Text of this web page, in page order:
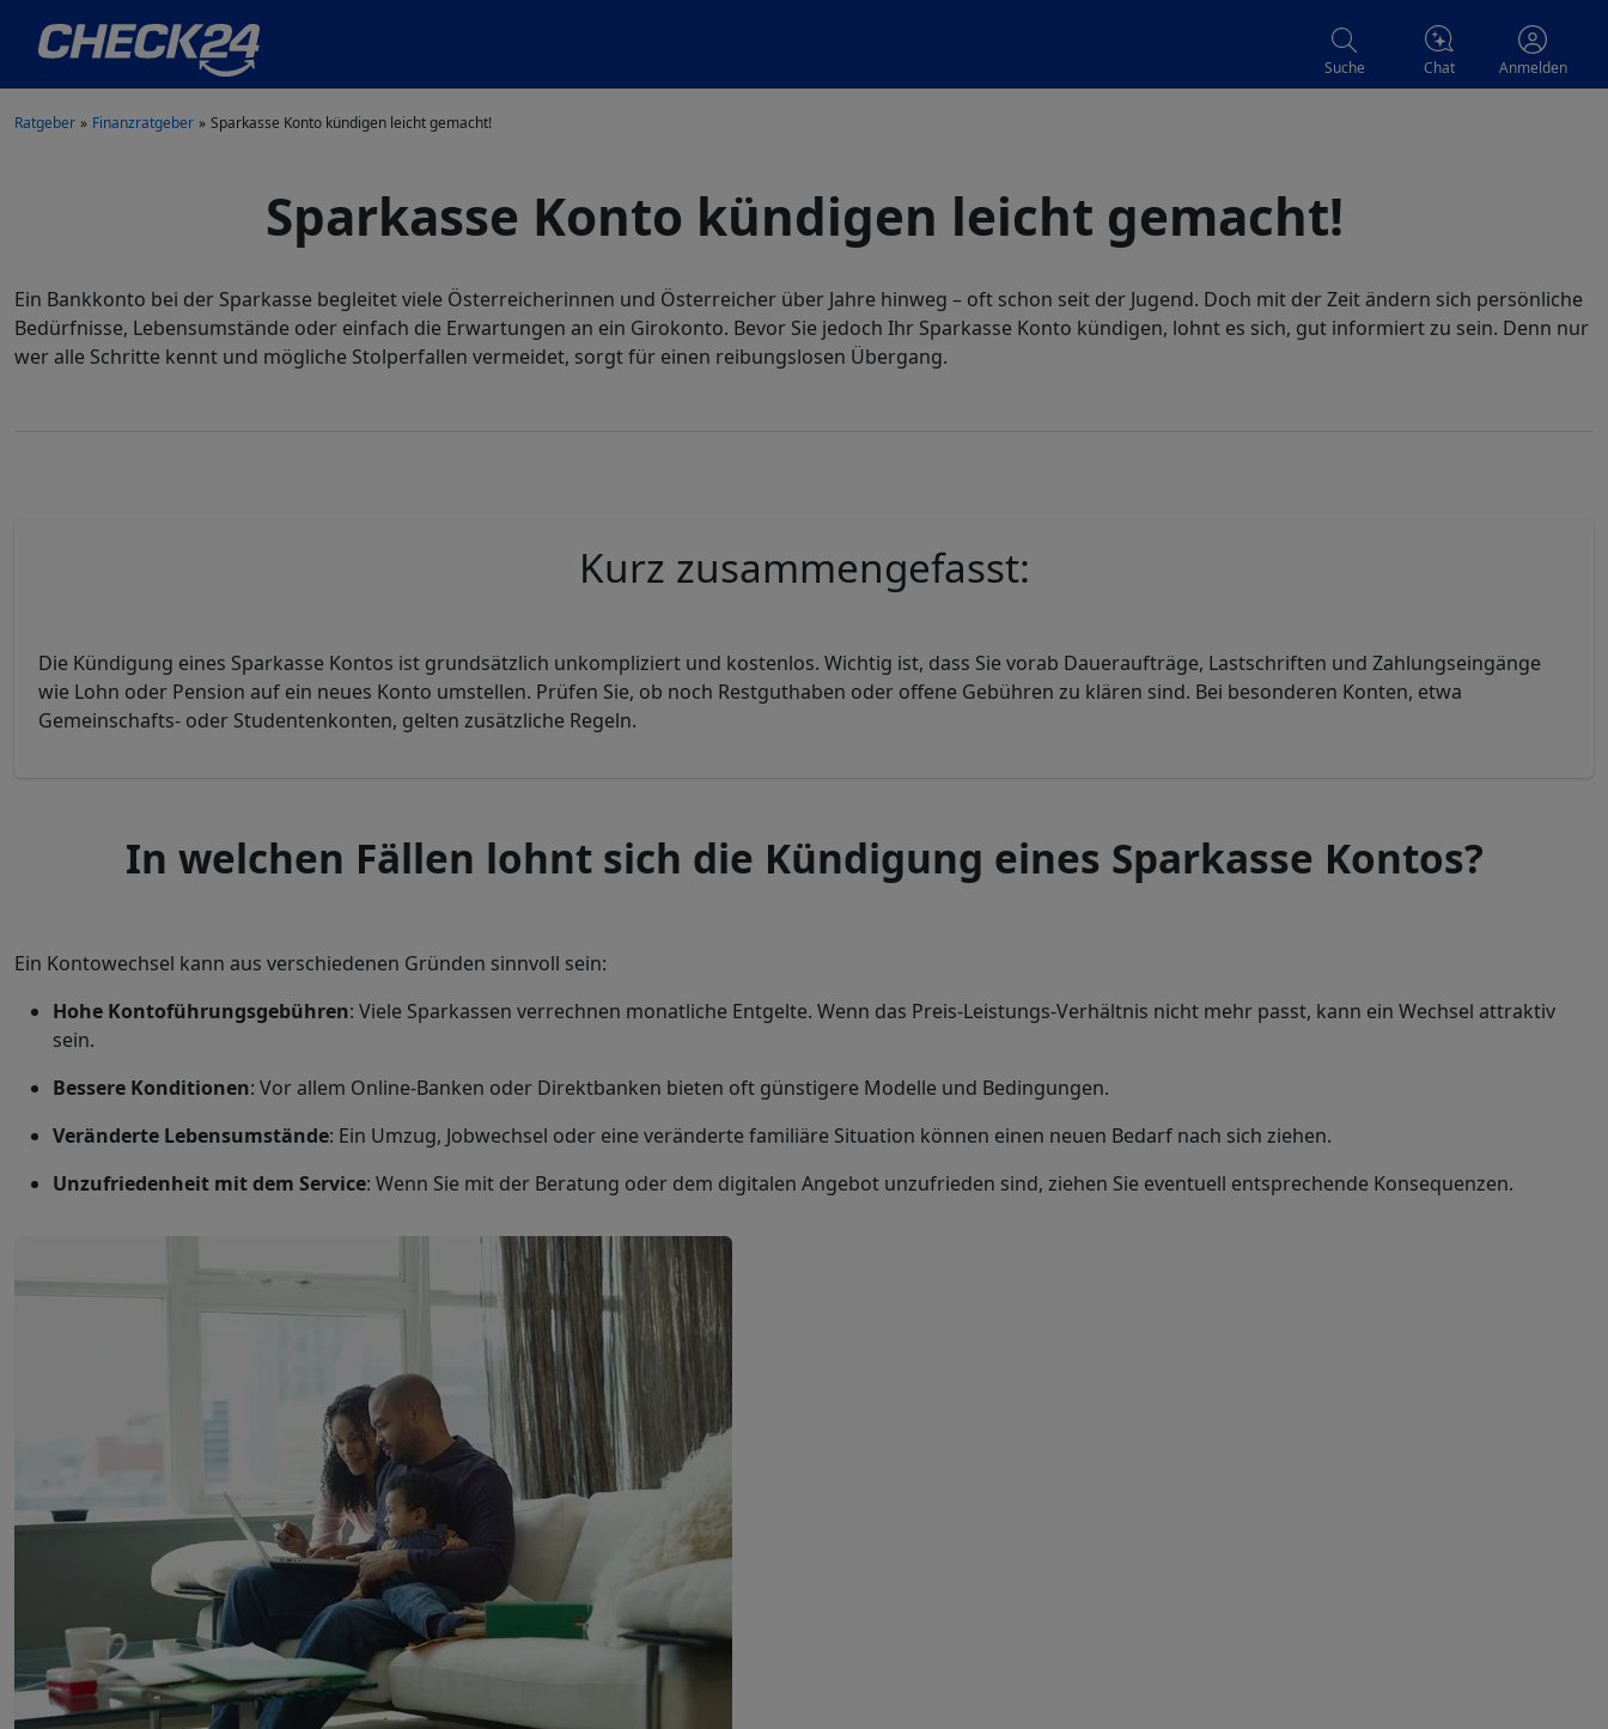
Suche Chat Anmelden
Ratgeber Finanzratgeber Sparkasse Konto kündigen leicht gemacht!
Sparkasse Konto kündigen leicht gemacht!
Ein Bankkonto bei der Sparkasse begleitet viele Österreicherinnen und Österreicher über Jahre hinweg – oft schon seit der Jugend. Doch mit der Zeit ändern sich persönliche
Bedürfnisse, Lebensumstände oder einfach die Erwartungen an ein Girokonto. Bevor Sie jedoch Ihr Sparkasse Konto kündigen, lohnt es sich, gut informiert zu sein. Denn nur
wer alle Schritte kennt und mögliche Stolperfallen vermeidet, sorgt für einen reibungslosen Übergang.
Kurz zusammengefasst:
Die Kündigung eines Sparkasse Kontos ist grundsätzlich unkompliziert und kostenlos. Wichtig ist, dass Sie vorab Daueraufträge, Lastschriften und Zahlungseingänge
wie Lohn oder Pension auf ein neues Konto umstellen. Prüfen Sie, ob noch Restguthaben oder offene Gebühren zu klären sind. Bei besonderen Konten, etwa
Gemeinschafts- oder Studentenkonten, gelten zusätzliche Regeln.
In welchen Fällen lohnt sich die Kündigung eines Sparkasse Kontos?
Ein Kontowechsel kann aus verschiedenen Gründen sinnvoll sein:
Hohe Kontoführungsgebühren: Viele Sparkassen verrechnen monatliche Entgelte. Wenn das Preis-Leistungs-Verhältnis nicht mehr passt, kann ein Wechsel attraktiv
sein.
Bessere Konditionen: Vor allem Online-Banken oder Direktbanken bieten oft günstigere Modelle und Bedingungen.
Veränderte Lebensumstände: Ein Umzug, Jobwechsel oder eine veränderte familiäre Situation können einen neuen Bedarf nach sich ziehen.
Unzufriedenheit mit dem Service: Wenn Sie mit der Beratung oder dem digitalen Angebot unzufrieden sind, ziehen Sie eventuell entsprechende Konsequenzen.